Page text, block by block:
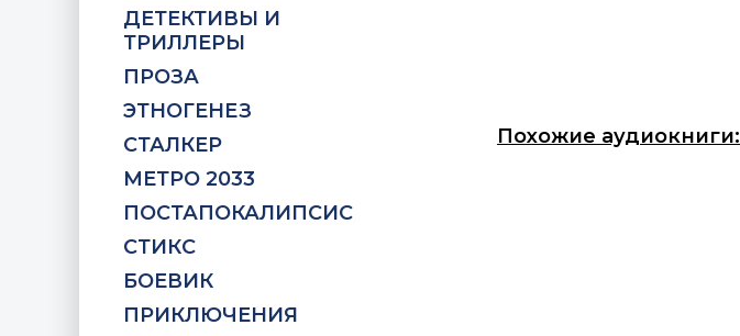
ДЕТЕКТИВЫ И
ТРИЛЛЕРЫ
ПРОЗА
ЭТНОГЕНЕЗ
СТАЛКЕР
МЕТРО 2033
ПОСТАПОКАЛИПСИС
СТИКС
БОЕВИК
ПРИКЛЮЧЕНИЯ
Похожие аудиокниги: